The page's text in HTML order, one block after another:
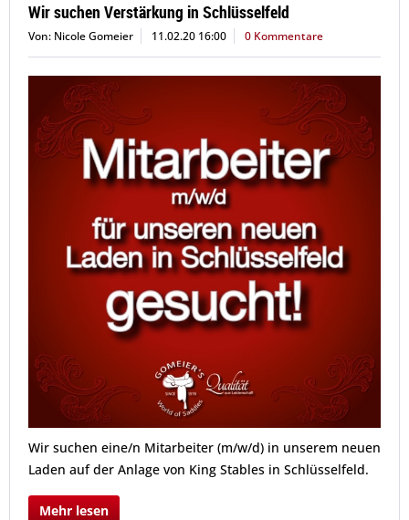
Wir suchen Verstärkung in Schlüsselfeld
Von: Nicole Gomeier 11.02.20 16:00 0 Kommentare
Wir suchen eine/n Mitarbeiter (m/w/d) in unserem neuen
Laden auf der Anlage von King Stables in Schlüsselfeld.
Mehr lesen